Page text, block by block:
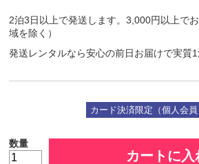
2泊3日以上で発送します。3,000円以上で
域を除く）
発送レンタルなら安心の前日お届けで実質
カード決済限定（個人会員
数量
カートに入